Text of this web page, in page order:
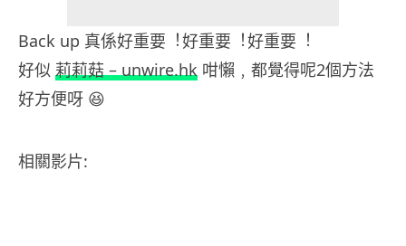
Back up 真係好重要︕好重要︕好重要︕
好似 莉莉菇 – unwire.hk 咁懶﹐都覺得呢2個方法
好方便呀 😆
相關影片: